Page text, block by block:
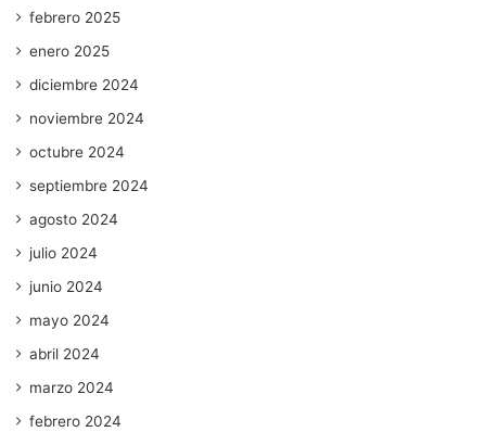
febrero 2025
enero 2025
diciembre 2024
noviembre 2024
octubre 2024
septiembre 2024
agosto 2024
julio 2024
junio 2024
mayo 2024
abril 2024
marzo 2024
febrero 2024